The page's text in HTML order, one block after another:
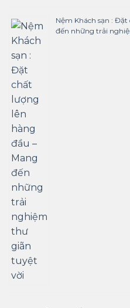
Nệm Khách sạn :
đến những trải